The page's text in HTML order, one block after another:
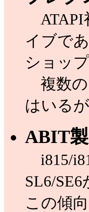
ATAPI
イブで
ショッ
複数の
はいる
ABIT
i815/
SL6/
この傾